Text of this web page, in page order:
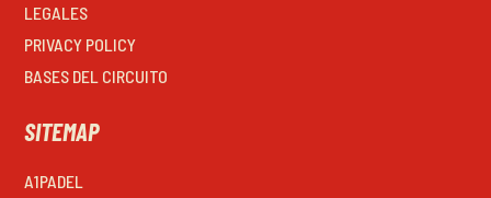
LEGALES
PRIVACY POLICY
BASES DEL CIRCUITO
SITEMAP
A1PADEL